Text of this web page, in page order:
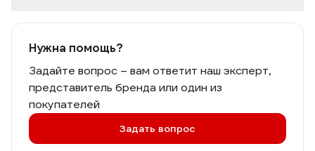
Нужна помощь?
Задайте вопрос – вам ответит наш эксперт,
представитель бренда или один из
покупателей
Задать вопрос